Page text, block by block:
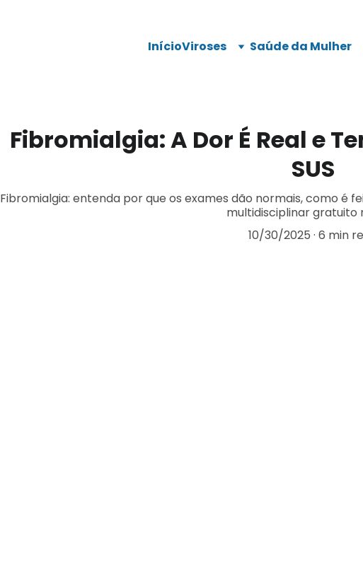
InícioViroses Saúde da Mulher
Fibromialgia: A Dor É Real e
SUS
Fibromialgia: entenda por que os exames dão normais, como é
multidisciplinar gratuito
10/30/2025 6 min